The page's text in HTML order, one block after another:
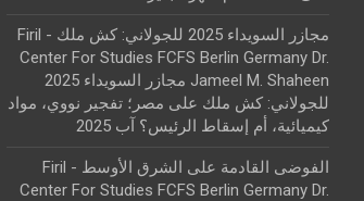
مجازر السويداء 2025 للجولاني: كش ملك - Firil
Center For Studies FCFS Berlin Germany Dr.
Jameel M. Shaheen مجازر السويداء 2025
للجولاني: كش ملك على مصر؛ تفجير نووي، مواد
كيميائية، أم إسقاط الرئيس؟ آب 2025
الفوضى القادمة على الشرق الأوسط - Firil
Center For Studies FCFS Berlin Germany Dr.